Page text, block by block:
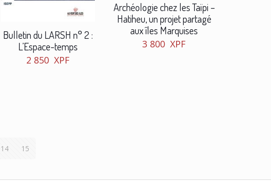
Bulletin du LARSH n° 2 :
L’Espace-temps
2 850 XPF
Archéologie chez les Taïpi –
Hatiheu, un projet partagé
aux îles Marquises
3 800 XPF
14 15